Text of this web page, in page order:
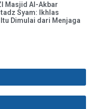
Masjid Al-Akbar
Syam: Ikhlas
Dimulai dari Menjaga